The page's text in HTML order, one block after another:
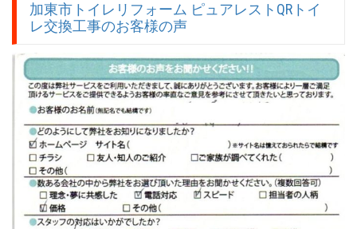
加東市トイレリフォーム ピュアレストQRトイ
レ交換工事のお客様の声